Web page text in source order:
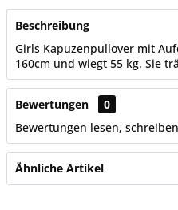
Beschreibung
Girls Kapuzenpullover mit
160cm und wiegt 55 kg. Sie
Bewertungen
0
Bewertungen lesen,
Ähnliche Artikel